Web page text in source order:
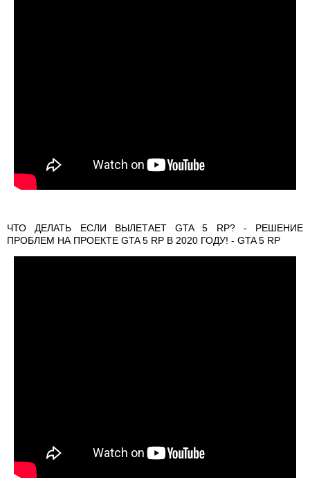
ЧТО ДЕЛАТЬ ЕСЛИ ВЫЛЕТАЕТ GTA 5 RP? - РЕШЕНИЕ
ПРОБЛЕМ НА ПРОЕКТЕ GTA 5 RP В 2020 ГОДУ! - GTA 5 RP